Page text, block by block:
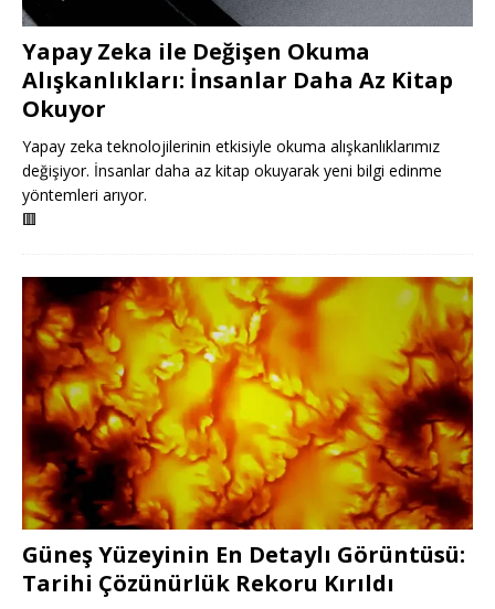
Yapay Zeka ile Değişen Okuma
Alışkanlıkları: İnsanlar Daha Az Kitap
Okuyor
Yapay zeka teknolojilerinin etkisiyle okuma alışkanlıklarımız
değişiyor. İnsanlar daha az kitap okuyarak yeni bilgi edinme
yöntemleri arıyor.
🟥
Güneş Yüzeyinin En Detaylı Görüntüsü:
Tarihi Çözünürlük Rekoru Kırıldı